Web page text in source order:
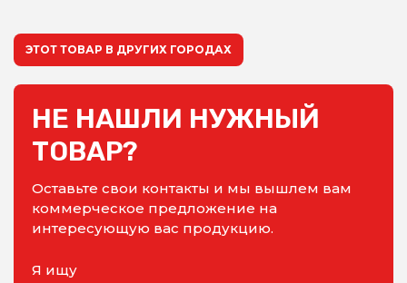
ЭТОТ ТОВАР В ДРУГИХ ГОРОДАХ
НЕ НАШЛИ НУЖНЫЙ
ТОВАР?
Оставьте свои контакты и мы вышлем вам
коммерческое предложение на
интересующую вас продукцию.
Я ищу